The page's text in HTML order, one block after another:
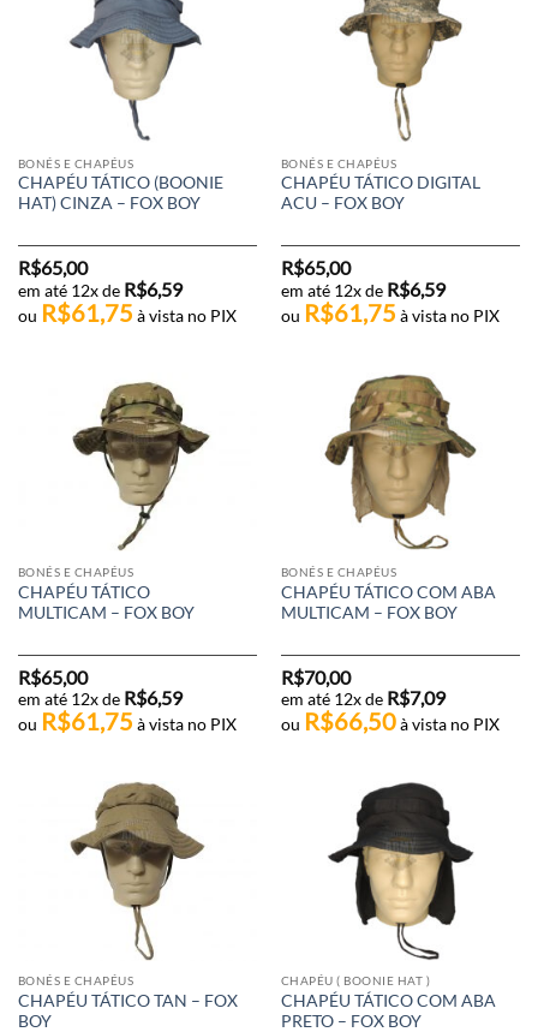
BONÉS E CHAPÉUS
CHAPÉU TÁTICO (BOONIE
HAT) CINZA – FOX BOY
R$65,00
em até 12x de R$6,59
ou R$61,75 à vista no PIX
BONÉS E CHAPÉUS
CHAPÉU TÁTICO DIGITAL
ACU – FOX BOY
R$65,00
em até 12x de R$6,59
ou R$61,75 à vista no PIX
BONÉS E CHAPÉUS
CHAPÉU TÁTICO
MULTICAM – FOX BOY
R$65,00
em até 12x de R$6,59
ou R$61,75 à vista no PIX
BONÉS E CHAPÉUS
CHAPÉU TÁTICO COM ABA
MULTICAM – FOX BOY
R$70,00
em até 12x de R$7,09
ou R$66,50 à vista no PIX
BONÉS E CHAPÉUS
CHAPÉU TÁTICO TAN – FOX
BOY
CHAPÉU ( BOONIE HAT )
CHAPÉU TÁTICO COM ABA
PRETO – FOX BOY